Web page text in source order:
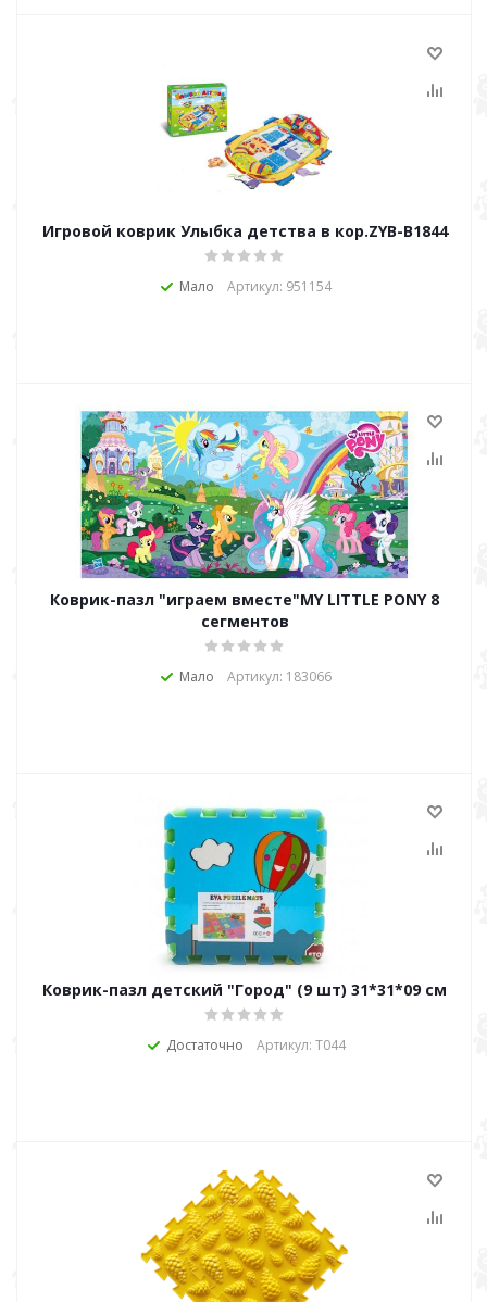
Игровой коврик Улыбка детства в кор.ZYB-B1844
Мало Артикул: 951154
Коврик-пазл "играем вместе"MY LITTLE PONY 8
сегментов
Мало Артикул: 183066
Коврик-пазл детский "Город" (9 шт) 31*31*09 см
Достаточно Артикул: Т044